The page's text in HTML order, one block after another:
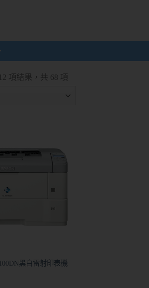
項結果，共 68 項
黑白雷射印表機